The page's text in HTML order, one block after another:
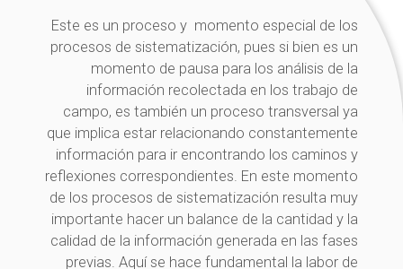
Este es un proceso y momento especial de los
procesos de sistematización, pues si bien es un
momento de pausa para los análisis de la
información recolectada en los trabajo de
campo, es también un proceso transversal ya
que implica estar relacionando constantemente
información para ir encontrando los caminos y
reflexiones correspondientes. En este momento
de los procesos de sistematización resulta muy
importante hacer un balance de la cantidad y la
calidad de la información generada en las fases
previas. Aquí se hace fundamental la labor de